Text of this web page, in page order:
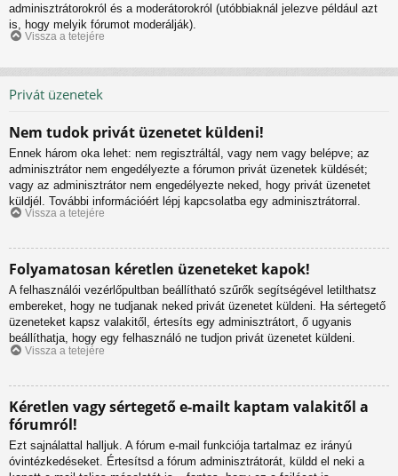
adminisztrátorokról és a moderátorokról (utóbbiaknál jelezve például azt
is, hogy melyik fórumot moderálják).
Vissza a tetejére
Privát üzenetek
Nem tudok privát üzenetet küldeni!
Ennek három oka lehet: nem regisztráltál, vagy nem vagy belépve; az
adminisztrátor nem engedélyezte a fórumon privát üzenetek küldését;
vagy az adminisztrátor nem engedélyezte neked, hogy privát üzenetet
küldjél. További információért lépj kapcsolatba egy adminisztrátorral.
Vissza a tetejére
Folyamatosan kéretlen üzeneteket kapok!
A felhasználói vezérlőpultban beállítható szűrők segítségével letilthatsz
embereket, hogy ne tudjanak neked privát üzenetet küldeni. Ha sértegető
üzeneteket kapsz valakitől, értesíts egy adminisztrátort, ő ugyanis
beállíthatja, hogy egy felhasználó ne tudjon privát üzenetet küldeni.
Vissza a tetejére
Kéretlen vagy sértegető e-mailt kaptam valakitől a
fórumról!
Ezt sajnálattal halljuk. A fórum e-mail funkciója tartalmaz ez irányú
óvintézkedéseket. Értesítsd a fórum adminisztrátorát, küldd el neki a